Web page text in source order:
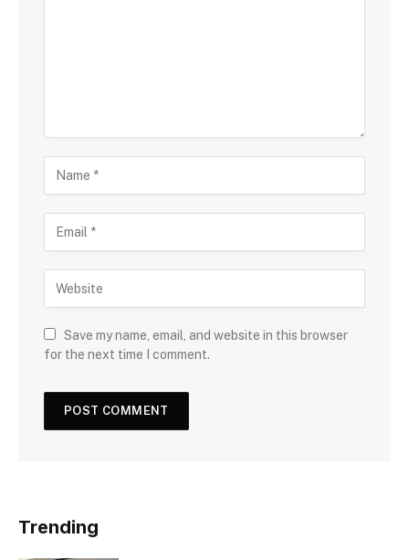
Save my name, email, and website in this browser
for the next time I comment.
Trending